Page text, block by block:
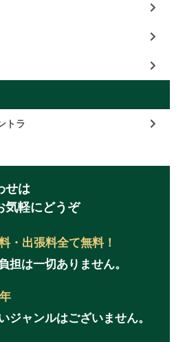
トラ
せは
気軽にどうぞ
・出張料全て無料！
担は一切ありません。
ジャンルはございません。